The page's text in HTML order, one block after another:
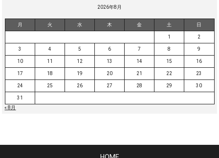
2026年8月
月 火 水 木 金 土 日
1 2
3 4 5 6 7 8 9
10 11 12 13 14 15 16
17 18 19 20 21 22 23
24 25 26 27 28 29 30
31
« 8月